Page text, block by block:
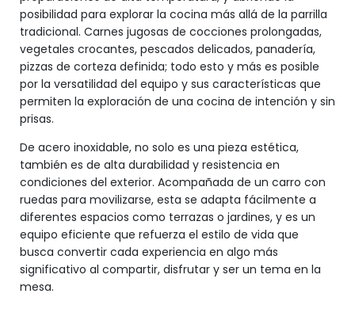
posibilidad para explorar la cocina más allá de la parrilla
tradicional. Carnes jugosas de cocciones prolongadas,
vegetales crocantes, pescados delicados, panadería,
pizzas de corteza definida; todo esto y más es posible
por la versatilidad del equipo y sus características que
permiten la exploración de una cocina de intención y sin
prisas.
De acero inoxidable, no solo es una pieza estética,
también es de alta durabilidad y resistencia en
condiciones del exterior. Acompañada de un carro con
ruedas para movilizarse, esta se adapta fácilmente a
diferentes espacios como terrazas o jardines, y es un
equipo eficiente que refuerza el estilo de vida que
busca convertir cada experiencia en algo más
significativo al compartir, disfrutar y ser un tema en la
mesa.